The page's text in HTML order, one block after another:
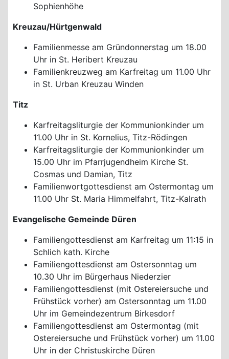
Sophienhöhe
Kreuzau/Hürtgenwald
Familienmesse am Gründonnerstag um 18.00
Uhr in St. Heribert Kreuzau
Familienkreuzweg am Karfreitag um 11.00 Uhr
in St. Urban Kreuzau Winden
Titz
Karfreitagsliturgie der Kommunionkinder um
11.00 Uhr in St. Kornelius, Titz-Rödingen
Karfreitagsliturgie der Kommunionkinder um
15.00 Uhr im Pfarrjugendheim Kirche St.
Cosmas und Damian, Titz
Familienwortgottesdienst am Ostermontag um
11.00 Uhr St. Maria Himmelfahrt, Titz-Kalrath
Evangelische Gemeinde Düren
Familiengottesdienst am Karfreitag um 11:15 in
Schlich kath. Kirche
Familiengottesdienst am Ostersonntag um
10.30 Uhr im Bürgerhaus Niederzier
Familiengottesdienst (mit Ostereiersuche und
Frühstück vorher) am Ostersonntag um 11.00
Uhr im Gemeindezentrum Birkesdorf
Familiengottesdienst am Ostermontag (mit
Ostereiersuche und Frühstück vorher) um 11.00
Uhr in der Christuskirche Düren